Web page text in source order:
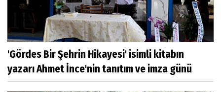
'Gördes Bir Şehrin Hikayesi' isimli kitabın
yazarı Ahmet İnce'nin tanıtım ve imza günü